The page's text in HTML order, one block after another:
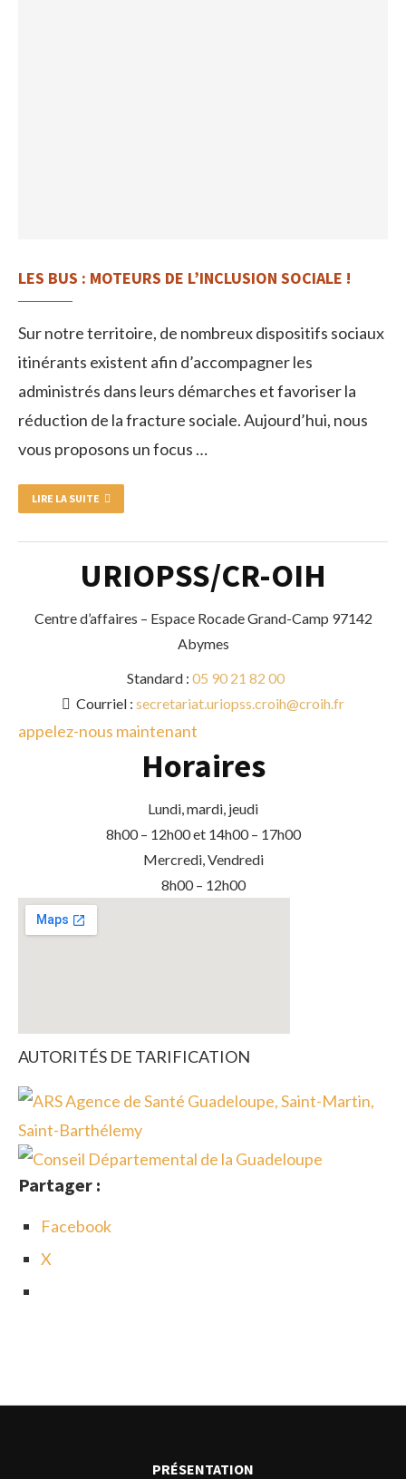
LES BUS : MOTEURS DE L’INCLUSION SOCIALE !
Sur notre territoire, de nombreux dispositifs sociaux
itinérants existent afin d’accompagner les
administrés dans leurs démarches et favoriser la
réduction de la fracture sociale. Aujourd’hui, nous
vous proposons un focus …
LIRE LA SUITE
URIOPSS/CR-OIH
Centre d’affaires – Espace Rocade Grand-Camp 97142
Abymes
Standard : 05 90 21 82 00
Courriel : secretariat.uriopss.croih@croih.fr
appelez-nous maintenant
Horaires
Lundi, mardi, jeudi
8h00 – 12h00 et 14h00 – 17h00
Mercredi, Vendredi
8h00 – 12h00
AUTORITÉS DE TARIFICATION
Partager :
Facebook
X
PRÉSENTATION